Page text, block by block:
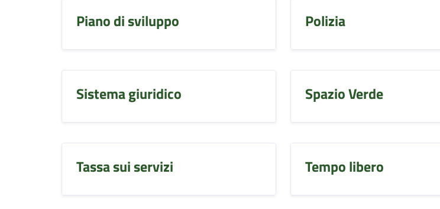
Piano di sviluppo Polizia
Sistema giuridico Spazio Verde
Tassa sui servizi Tempo libero